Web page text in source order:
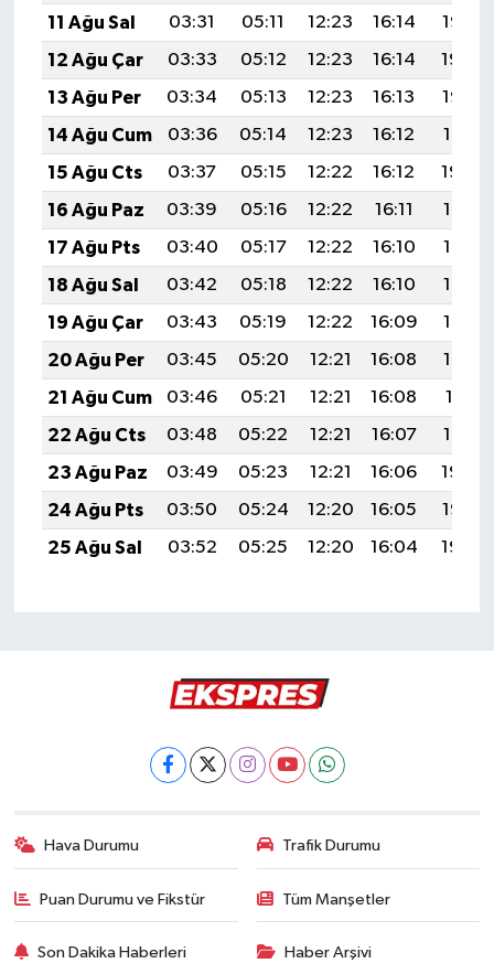
11 Ağu Sal
03:31 05:11 12:23 16:14
19:25
12 Ağu Çar
03:33 05:12 12:23 16:14
19:24
13 Ağu Per
03:34 05:13 12:23 16:13
19:23
14 Ağu Cum
03:36 05:14 12:23 16:12
19:21
15 Ağu Cts
03:37 05:15 12:22 16:12
19:20
16 Ağu Paz
03:39 05:16 12:22 16:11
19:18
17 Ağu Pts
03:40 05:17 12:22 16:10
19:17
18 Ağu Sal
03:42 05:18 12:22 16:10
19:16
19 Ağu Çar
03:43 05:19 12:22 16:09
19:14
20 Ağu Per
03:45 05:20 12:21 16:08
19:13
21 Ağu Cum
03:46 05:21 12:21 16:08
19:11
22 Ağu Cts
03:48 05:22 12:21 16:07
19:10
23 Ağu Paz
03:49 05:23 12:21 16:06
19:08
24 Ağu Pts
03:50 05:24 12:20 16:05
19:07
25 Ağu Sal
03:52 05:25 12:20 16:04 19:05
Hava Durumu Trafik Durumu
Puan Durumu ve Fikstür Tüm Manşetler
Son Dakika Haberleri Haber Arşivi
Türkiye
Video Galeri
Yaşam
Yemek Tarifleri